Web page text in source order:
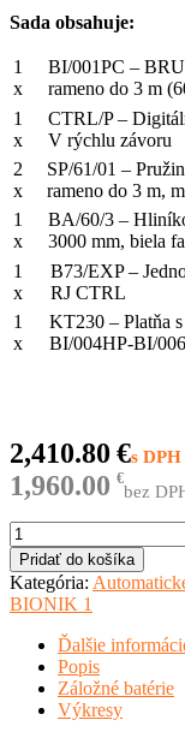
€
2,410.80
€
1,960.00 bez
Sada obsahuje:
1
x
BI/001PC –
rameno do 3 m
1
x
CTRL/P –
V rýchlu závoru
2
x
SP/61/01 –
rameno do 3 m,
1
x
BA/60/3 –
3000 mm, biela
1
x
B73/EXP –
RJ CTRL
1
x
KT230 – Platňa
BI/004HP-BI/006
množstvo
KIT
BI/001PC
Pridať do košíka
Kategória:
BIONIK 1
Ďalšie
Popis
Záložné batérie
Výkresy